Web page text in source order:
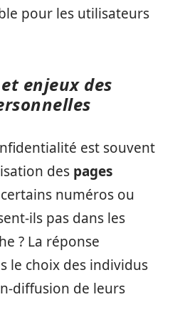
pour les utilisateurs
enjeux des
est souvent
des pages
numéros ou
ils pas dans les
? La réponse
le choix des individus
diffusion de leurs